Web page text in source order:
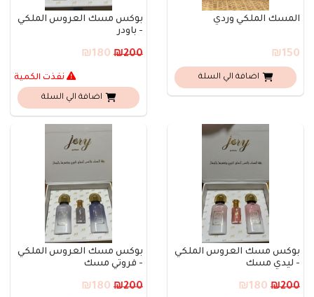
المسك الملكي وردي
₪150
اضافة الي السلة
بوكس مسك العروس الملكي
- باودر
₪200
نفذت الكمية
اضافة الي السلة
بوكس مسك العروس الملكي
- ليدي مسك
₪200
بوكس مسك العروس الملكي
- فروتي مسك
₪200